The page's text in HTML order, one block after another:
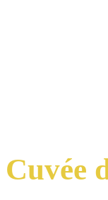
Cuvée